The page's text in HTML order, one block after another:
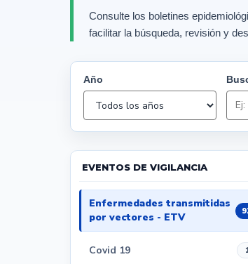
Consulte los boletines
facilitar la búsqueda, revisión y
Año
EVENTOS DE VIGILANCIA
Enfermedades transmitidas
por vectores - ETV
Covid 19